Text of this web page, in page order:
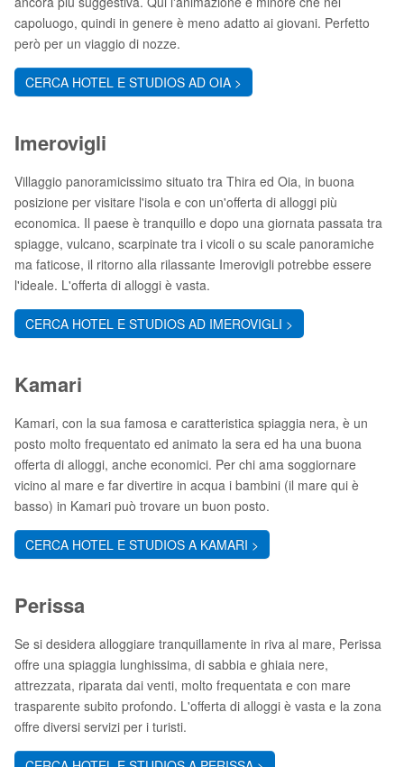
capoluogo, quindi in genere è meno adatto ai giovani. Perfetto
però per un viaggio di nozze.
CERCA HOTEL E STUDIOS AD OIA >
Imerovigli
Villaggio panoramicissimo situato tra Thira ed Oia, in buona
posizione per visitare l'isola e con un'offerta di alloggi più
economica. Il paese è tranquillo e dopo una giornata passata tra
spiagge, vulcano, scarpinate tra i vicoli o su scale panoramiche
ma faticose, il ritorno alla rilassante Imerovigli potrebbe essere
l'ideale. L'offerta di alloggi è vasta.
CERCA HOTEL E STUDIOS AD IMEROVIGLI >
Kamari
Kamari, con la sua famosa e caratteristica spiaggia nera, è un
posto molto frequentato ed animato la sera ed ha una buona
offerta di alloggi, anche economici. Per chi ama soggiornare
vicino al mare e far divertire in acqua i bambini (il mare qui è
basso) in Kamari può trovare un buon posto.
CERCA HOTEL E STUDIOS A KAMARI >
Perissa
Se si desidera alloggiare tranquillamente in riva al mare, Perissa
offre una spiaggia lunghissima, di sabbia e ghiaia nere,
attrezzata, riparata dai venti, molto frequentata e con mare
trasparente subito profondo. L'offerta di alloggi è vasta e la zona
offre diversi servizi per i turisti.